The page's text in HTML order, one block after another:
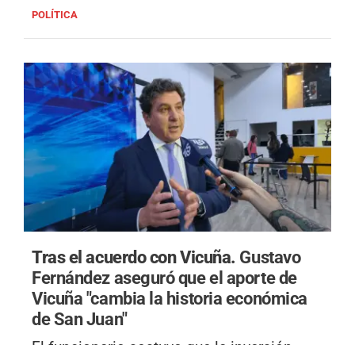
POLÍTICA
Tras el acuerdo con Vicuña. Gustavo
Fernández aseguró que el aporte de
Vicuña "cambia la historia económica
de San Juan"